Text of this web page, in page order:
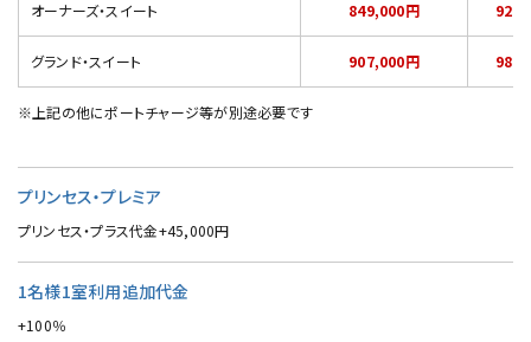
オーナーズ・スイート 849,000円
グランド・スイート 907,000円
※上記の他にポートチャージ等が別途必要です
プリンセス・プレミア
プリンセス・プラス代金+45,000円
1名様1室利用追加代金
+100％